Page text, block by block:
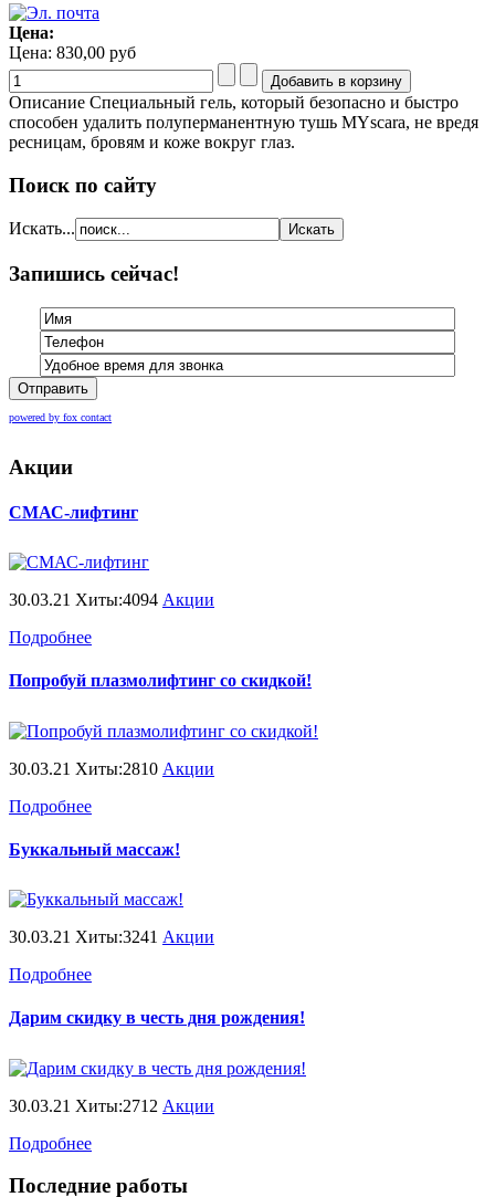
Цена:
Цена: 830,00 руб
Описание Специальный гель, который безопасно и быстро
способен удалить полуперманентную тушь MYscara, не вредя
ресницам, бровям и коже вокруг глаз.
Поиск по сайту
Искать...
Запишись сейчас!
Отправить
powered by fox contact
Акции
СМАС-лифтинг
30.03.21 Хиты:4094 Акции
Подробнее
Попробуй плазмолифтинг со скидкой!
30.03.21 Хиты:2810 Акции
Подробнее
Буккальный массаж!
30.03.21 Хиты:3241 Акции
Подробнее
Дарим скидку в честь дня рождения!
30.03.21 Хиты:2712 Акции
Подробнее
Последние работы